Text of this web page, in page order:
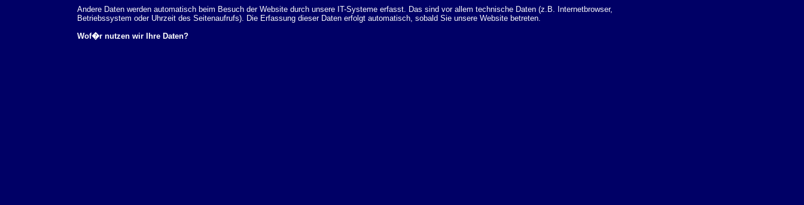
Andere Daten werden automatisch beim Besuch der Website durch unsere IT-Systeme erfasst. Das sind vor allem technische Daten (z.B. Internetbrowser,
Betriebssystem oder Uhrzeit des Seitenaufrufs). Die Erfassung dieser Daten erfolgt automatisch, sobald Sie unsere Website betreten.
Wof�r nutzen wir Ihre Daten?